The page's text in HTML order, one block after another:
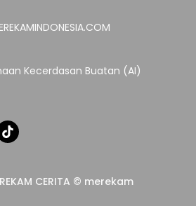
Kecerdasan Buatan (AI)
CERITA © merekam